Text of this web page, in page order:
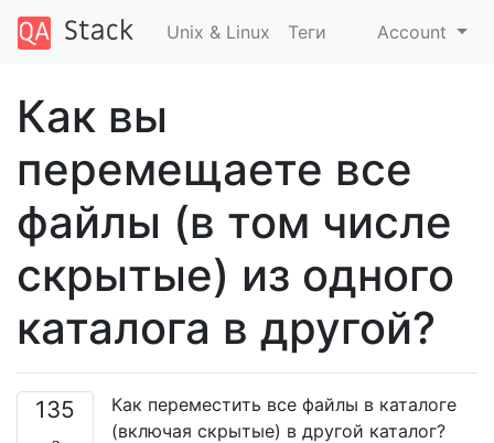
Unix & Linux Теги Account
Как вы
перемещаете все
файлы (в том числе
скрытые) из одного
каталога в другой?
135
Как переместить все файлы в каталоге
(включая скрытые) в другой каталог?